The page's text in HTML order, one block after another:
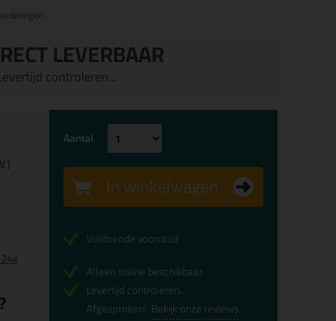
LEVERBAAR
controleren...
)
Aantal
In winkelwagen
Voldoende voorraad
Alleen online beschikbaar
Levertijd controleren...
Afgesproken! Bekijk onze reviews